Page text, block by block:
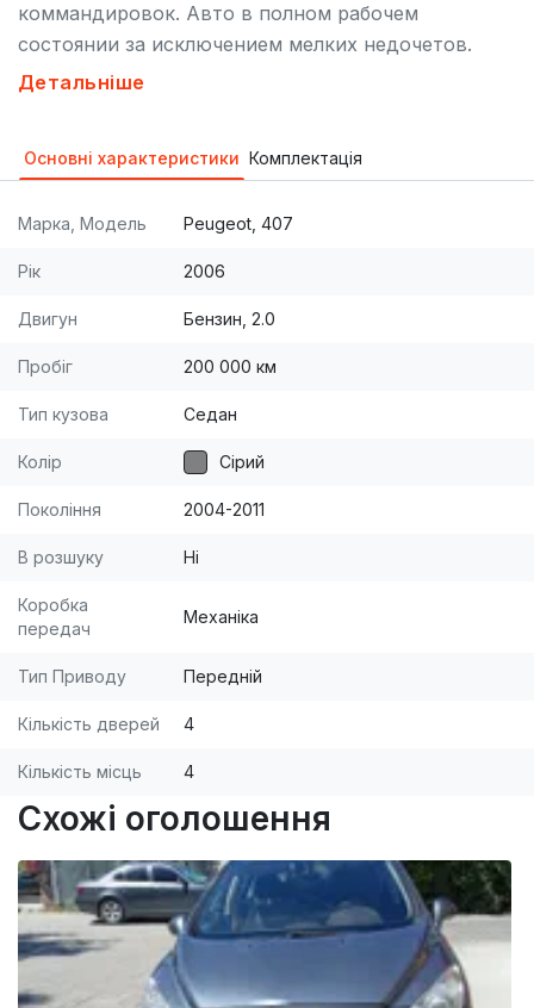
коммандировок. Авто в полном рабочем
состоянии за исключением мелких недочетов.
Продается в связи с наличием другого
Детальніше
Основні характеристики Комплектація
Марка, Модель Peugeot, 407
Рік 2006
Двигун Бензин, 2.0
Пробіг 200 000 км
Тип кузова Седан
Колір Сірий
Покоління 2004-2011
В розшуку Ні
Коробка
передач
Механіка
Тип Приводу Передній
Кількість дверей 4
Кількість місць 4
Схожі оголошення